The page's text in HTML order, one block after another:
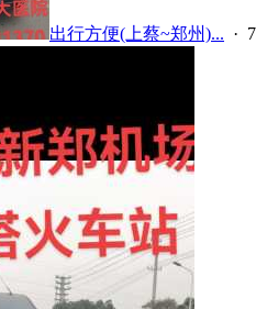
出行方便(上蔡~郑州)... ·